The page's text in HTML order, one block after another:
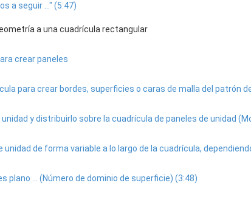
a seguir ..." (5:47)
a una cuadrícula rectangular
crear paneles
para crear bordes, superficies o caras de malla del patrón
y distribuirlo sobre la cuadrícula de paneles de unidad
unidad de forma variable a lo largo de la cuadrícula,
plano ... (Número de dominio de superficie) (3:48)